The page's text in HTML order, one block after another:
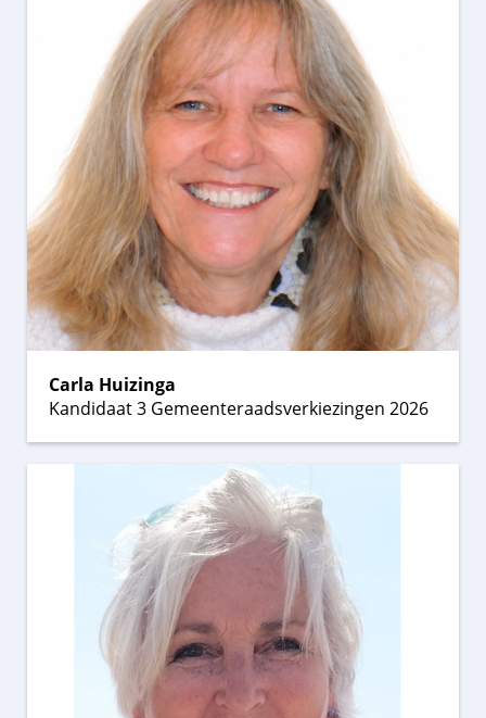
Carla Huizinga
Kandidaat 3 Gemeenteraadsverkiezingen 2026